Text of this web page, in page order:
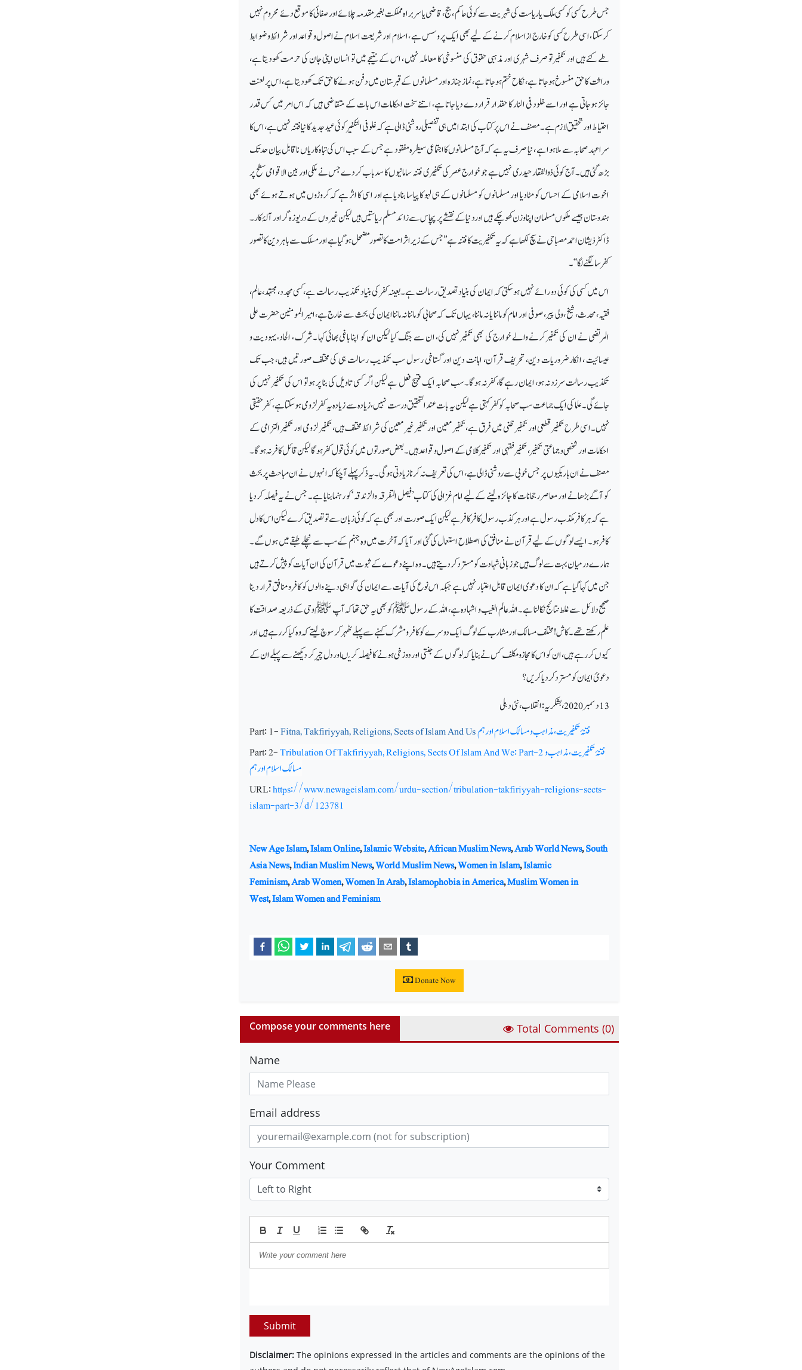
جس طرح کسی کو کسی ملک یا ریاست کی شہریت سےکوئی حاکم ،جج ، قاضی یا سربراہ مملکت بغیر مقدمہ چلائے اور صفائی کا موقع دئے محروم نہیں
کرسکتا ، اسی طرح کسی کو خارج ازاسلام کرنے کے لیے بھی ایک پروسس ہے ، اسلام اور شریعت اسلام نےاصول و قواعد اور شرائط و ضوابط
طے کئے ہیں اور تکفیر تو صرف شہری اور مذہبی حقوق کی منسوخی کا معاملہ نہیں ، اس کے نتیجے میں تو انسان اپنی جان کی حرمت کھودیتا ہے،
وراثت کا حق منسوخ ہوجاتا ہے، نکاح ختم ہوجاتا ہے، نماز جنازہ اور مسلمانوں کے قبرستان میں دفن ہونے کاحق تک کھودیتا ہے،اس پر لعنت
جائز ہوجاتی ہے اور اسے خلود فی النار کا حقدار قرار دے دیا جاتا ہے، اتنے سخت احکامات اس بات کے متقاضی ہیں کہ اس امر میں کس قدر
احتیاط اور تحقیق لازم ہے۔مصنف نے اس پر کتاب کی ابتدا میں ہی تفصیلی روشنی ڈالی ہے کہ غلو فی التکفیر کوئی عیدجدید کا نیا فتنہ نہیں ہے، اس کا
سرا عہد صحابہ سے ملا ہوا ہے ، نیا صرف یہ ہے کہ آج مسلمانوں کا اجتماعی سیطرہ مفقود ہے جس کے سبب اس کی تباہ کاریاں ناقابل بیان حد تک
بڑھ گئی ہیں۔آج کوئی ذوالفقار حیدری نہیں ہے جو خوارج عصر کی تکفیری فتنہ سامانیوں کا سدباب کردےجس نے ملکی اور بین الاقوامی سطح پر
اخوت اسلامی کے احساس کو مٹادیا اور مسلمانوں کو مسلمانوں کے ہی لہو کا پیاسا بنادیا ہےاور اسی کا اثر ہے کہ کروڑوں میں ہوتے ہوئے بھی
ہندوستان جیسے ملکوں مسلمان اپناوزن کھوچکے ہیں اوردنیاکے نقشے پر پچاس سے زائد مسلم ریاستیں ہیں لیکن غیروں کے دریوزہ گر اور آلۂ کار۔
ڈاکٹرذیشان احمد مصباحی نے سچ لکھا ہے کہ یہ تکفیریت کا فتنہ ہے ’’جس کے زیراثر امت کا تصور مضمحل ہوگیا ہے اور مسلک سے باہر دین کاتصور
کفر سا لگنے لگا‘‘۔
اس میں کسی کی کوئی دو رائے نہیں ہوسکتی کہ ایمان کی بنیادتصدیق رسالت ہے۔بعینہ کفر کی بنیاد تکذیب رسالت ہے، کسی مجدد، مجتہد،عالم،
فقیہ،محدث، شیخ ، ولی پیر، صوفی اور امام کو ماننا یا نہ ماننا ، یہاں تک کہ صحابی کو ماننا نہ ماننا ایمان کی بحث سے خارج ہے،امیرالمومنین حضرت علی
المرتضی نے ان کی تکفیر کرنے والے خوارج کی بھی تکفیر نہیں کی، ان سے جنگ کیا لیکن ان کو اپنا باغی بھائی کہا ۔شرک ، الحاد، یہودیت و
عیسائیت ، انکارضروریات دین، تحریف قرآن، اہانت دین اور گستاخی رسول سب تکذیب رسالت ہی کی مختلف صورتیں ہیں، جب تک
تکذیب رسالت سرزد نہ ہو، ایمان رہےگا، کفر نہ ہوگا۔ سب صحابہ ایک قبیح فعل ہےلیکن اگر کسی تاویل کی بنا پر ہو تو اس کی تکفیر نہیں کی
جائےگی۔ علما کی ایک جماعت سب صحابہ کو کفر کہتی ہے لیکن یہ بات عندالتحقیق درست نہیں، زیادہ سے زیادہ یہ کفرلزومی ہوسکتا ہے، کفر حقیقی
نہیں۔اسی طرح تکفیر قطعی اور تکفیر ظنی میں فرق ہے،تکفیر معین اور تکفیر غیرمعین کی شرائط مختلف ہیں، تکفیر لزومی اور تکفیر التزامی کے
احکامات اور شخصی و جماعتی تکفیر ، تکفیر فقہی اور تکفیر کلامی کے اصول و قواعد ہیں۔بعض صورتوں میں کوئی قول کفر ہوگا لیکن قائل کافر نہ ہوگا۔
مصنف نے ان باریکیوں پر جس خوبی سے روشنی ڈالی ہے، اس کی تعریف نہ کرنا زیادتی ہوگی۔ یہ ذکر پہلے آچکا کہ انہوں نے ان مباحث پر بحث
کو آگے بڑھانے اور معاصررجحانات کا جائزہ لینے کے لیے امام غزالی کی کتاب ’فیصل التفرقہ والزندقہ‘ کو رہنما بنایا ہے۔ جس نے یہ فیصلہ کردیا
ہے کہ ہرکافر مکذب رسول ہے اور ہر کذب رسول کافرکافر ہے لیکن ایک صورت اور بھی ہے کہ کوئی زبان سے تو تصدیق کرے لیکن اس کا دل
کافر ہو۔ ایسے لوگوں کے لیے قرآن نے منافق کی اصطلاح استعمال کی گئی اور آیا کہ آخرت میں وہ جہنم کے سب سے نچلے طبقے میں ہوںگے۔
ہمارے درمیان بہت سے لوگ ہیں جو زبانی شہادت کو مسترد کردیتے ہیں ۔ وہ اپنے دعوے کے ثبوت میں قرآن کی ان آیات کو پیش کرتے ہیں
جن میں کہا گیا ہے کہ ان کا دعوی ایمان قابل اعتبار نہیں ہے جبکہ اس نوع کی آیات سے ایمان کی گواہی دینے والوں کو کافرومنافق قرار دینا
صحیح دلائل سے غلط نتائج نکالنا ہے۔اللہ عالم الغیب و اشہادہ ہے، اللہ کے رسولﷺ کو بھی یہ حق تھا کہ آپ ﷺ وحی کے ذریعہ صداقت کا
علم رکھتے تھے ۔کاش! مختلف مسالک اور مشارب کے لوگ ایک دوسرے کو کافر و مشرک کہنے سے پہلےٹھہر کر سوچ لیتے کہ وہ کیا کررہےہیں اور
کیوں کررہے ہیں، ان کو اس کا مجازو مکلف کس نے بنایا کہ لوگوں کے جنتی اور دوزخی ہونے کا فیصلہ کریںاور دل چیرکر دیکھنے سے پہلےان کے
دعویٔ ایمان کو مسترد کردیا کریں؟
13 دسمبر 2020،بشکریہ:انقلاب، نئی دہلی
Part: 1-Fitna, Takfiriyyah, Religions, Sects of Islam And Usفتنۂ تکفیریت ، مذاہب و مسالک اسلام اور ہم
Part: 2-Tribulation Of Takfiriyyah, Religions, Sects Of Islam And We: Part-2فتنۂ تکفیریت ، مذاہب و
مسالک اسلام اور ہم
URL:https://www.newageislam.com/urdu-section/tribulation-takfiriyyah-religions-sects-
islam-part-3/d/123781
New Age Islam,Islam Online,Islamic Website,African Muslim News,Arab World News,South
Asia News,Indian Muslim News,World Muslim News,Women in Islam,Islamic
Feminism,Arab Women,Women In Arab,Islamophobia in America,Muslim Women in
West,Islam Women and Feminism
Donate Now
Compose your comments here Total Comments (0)
Name
Email address
Your Comment
Submit
Disclaimer: The opinions expressed in the articles and comments are the opinions of the